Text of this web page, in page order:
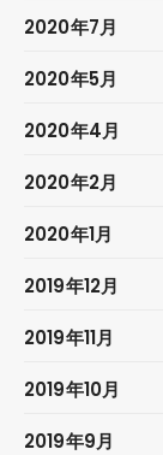
2020年7月
2020年5月
2020年4月
2020年2月
2020年1月
2019年12月
2019年11月
2019年10月
2019年9月